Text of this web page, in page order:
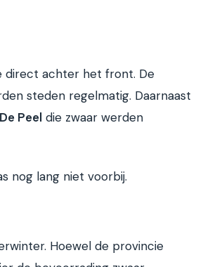
direct achter het front. De
steden regelmatig. Daarnaast
De Peel die zwaar werden
nog lang niet voorbij.
Hoewel de provincie